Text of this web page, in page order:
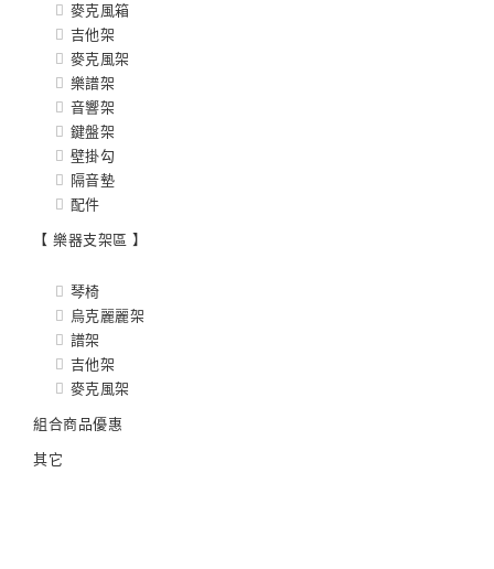
麥克風箱
吉他架
麥克風架
樂譜架
音響架
鍵盤架
壁掛勾
隔音墊
配件
【 樂器支架區 】
琴椅
烏克麗麗架
譜架
吉他架
麥克風架
組合商品優惠
其它